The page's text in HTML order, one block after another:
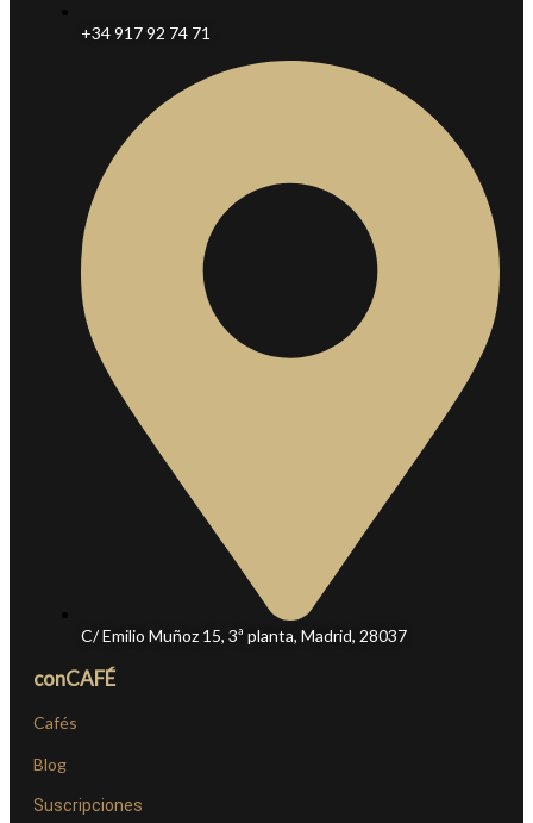
+34 917 92 74 71
C/ Emilio Muñoz 15, 3ª planta, Madrid, 28037
conCAFÉ
Cafés
Blog
Suscripciones